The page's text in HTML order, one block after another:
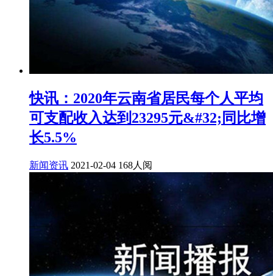
快讯：2020年云南省居民每个人平均
可支配收入达到23295元&#32;同比增
长5.5%
新闻资讯 2021-02-04 168人阅